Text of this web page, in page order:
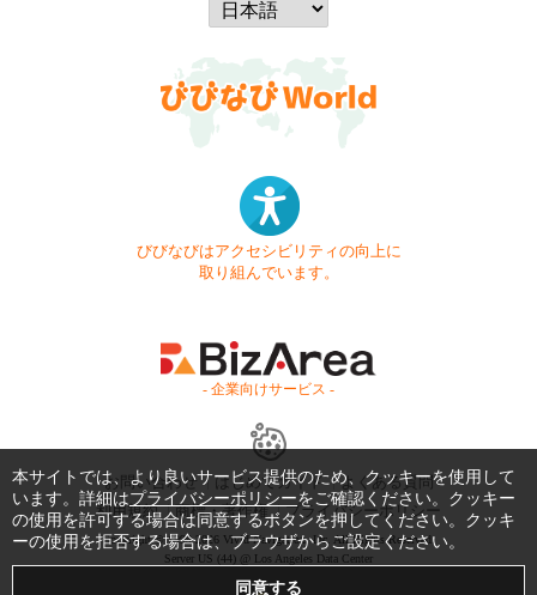
びびなびはアクセシビリティの向上に
取り組んでいます。
- 企業向けサービス -
お問い合わせ はじめてガイド
よくある質問
利用規約
商標・著作権 プライバシーポリシー
Copyright © 1999-2026 Vivid Navigation, Inc. All Rights Reserved.
Server US (44) @ Los Angeles Data Center
本サイトでは、より良いサービス提供のため、クッキーを使用して
います。詳細はプライバシーポリシーをご確認ください。クッキー
の使用を許可する場合は同意するボタンを押してください。クッキ
ーの使用を拒否する場合は、ブラウザからご設定ください。